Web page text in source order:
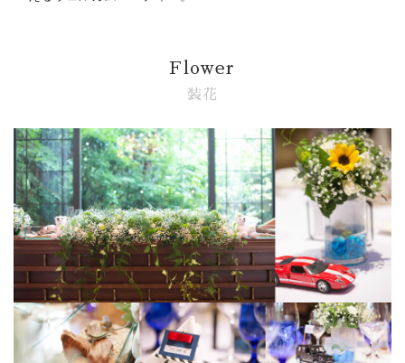
Flower
装花